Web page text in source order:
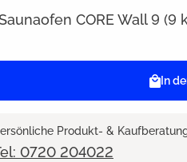
CORE Wall 9 (9
In
Produkt- &
0720 204022